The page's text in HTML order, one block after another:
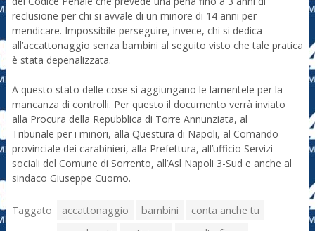
reclusione per chi si avvale di un minore di 14 anni per
mendicare. Impossibile perseguire, invece, chi si dedica
all’accattonaggio senza bambini al seguito visto che tale pratica
è stata depenalizzata.
A questo stato delle cose si aggiungano le lamentele per la
mancanza di controlli. Per questo il documento verrà inviato
alla Procura della Repubblica di Torre Annunziata, al
Tribunale per i minori, alla Questura di Napoli, al Comando
provinciale dei carabinieri, alla Prefettura, all’ufficio Servizi
sociali del Comune di Sorrento, all’Asl Napoli 3-Sud e anche al
sindaco Giuseppe Cuomo.
Taggato accattonaggio bambini
conta anche tu